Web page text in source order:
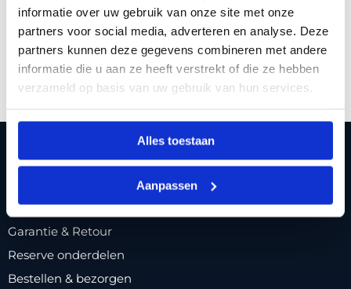
informatie over uw gebruik van onze site met onze
partners voor social media, adverteren en analyse. Deze
partners kunnen deze gegevens combineren met andere
informatie die u aan ze heeft verstrekt of die ze hebben
verzameld op basis van uw gebruik van hun services.
Alles toestaan
Aanpassen
Assortiment bekijken
OVER RETULP
Veelgestelde vragen
Garantie & Retour
Reserve onderdelen
Bestellen & bezorgen